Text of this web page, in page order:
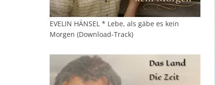
EVELIN HÄNSEL * Lebe, als gäbe es kein
Morgen (Download-Track)